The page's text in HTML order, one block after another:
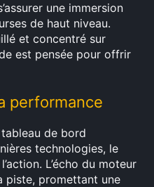
une immersion
de haut niveau.
et concentré sur
est pensée pour offrir
performance
de bord
technologies, le
L’écho du moteur
piste, promettant une